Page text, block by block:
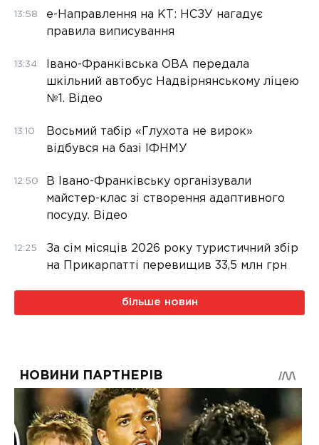
13:58
е-Направлення на КТ: НСЗУ нагадує
правила виписування
13:34
Івано-Франківська ОВА передала
шкільний автобус Надвірнянському ліцею
№1. Відео
13:10
Восьмий табір «Глухота не вирок»
відбувся на базі ІФНМУ
12:50
В Івано-Франківську організували
майстер-клас зі створення адаптивного
посуду. Відео
12:25
За сім місяців 2026 року туристичний збір
на Прикарпатті перевищив 33,5 млн грн
більше новин